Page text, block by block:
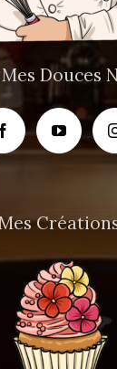
Douces